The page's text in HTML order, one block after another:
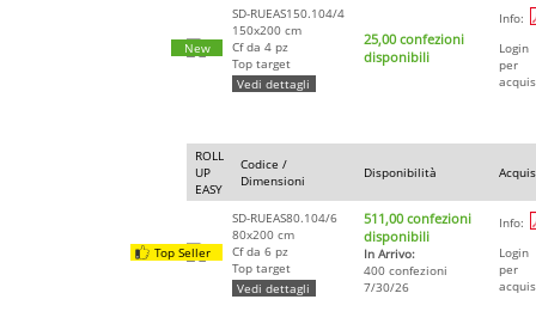
New
SD-RUEAS150.104/4
150x200 cm
Cf da 4 pz
Top target
Vedi dettagli
25,00 confezioni
disponibili
Info:
Login
per
ROLL
UP
EASY
Codice /
Dimensioni
Disponibilità
Top Seller
SD-RUEAS80.104/6
80x200 cm
Cf da 6 pz
Top target
Vedi dettagli
511,00 confezioni
disponibili
In Arrivo:
400 confezioni
7/30/26
Info:
Login
per